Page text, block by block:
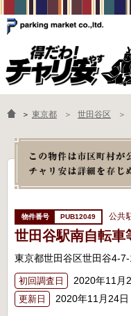
物件一覧
よくあるご質問
＞ 東京都 世田谷区
PUB12049 公共
世田谷駅南自転車
東京都世田谷区世田谷4-
初回調査日 2020年11月
更新日 2020年11月24日